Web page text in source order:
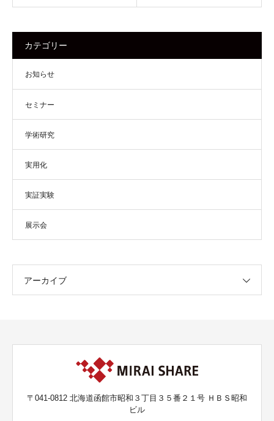
カテゴリー
お知らせ
セミナー
学術研究
実用化
実証実験
展示会
アーカイブ
〒041-0812 北海道函館市昭和３丁目３５番２１号 ＨＢＳ昭和
ビル